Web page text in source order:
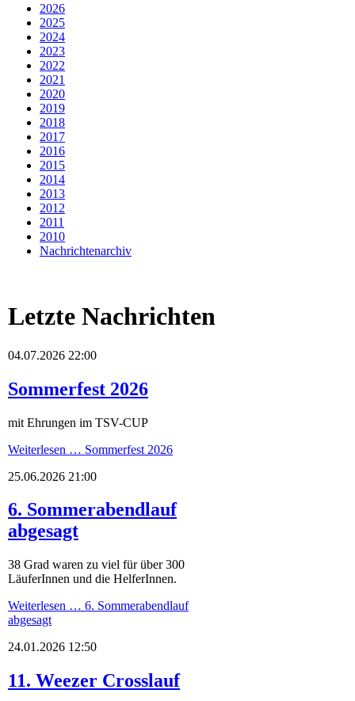
2026
2025
2024
2023
2022
2021
2020
2019
2018
2017
2016
2015
2014
2013
2012
2011
2010
Nachrichtenarchiv
Letzte Nachrichten
04.07.2026 22:00
Sommerfest 2026
mit Ehrungen im TSV-CUP
Weiterlesen … Sommerfest 2026
25.06.2026 21:00
6. Sommerabendlauf
abgesagt
38 Grad waren zu viel für über 300
LäuferInnen und die HelferInnen.
Weiterlesen … 6. Sommerabendlauf
abgesagt
24.01.2026 12:50
11. Weezer Crosslauf